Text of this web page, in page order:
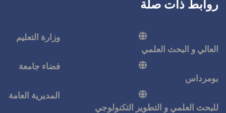
وزارة التعليم
فضاء جامعة
المديرية العامة